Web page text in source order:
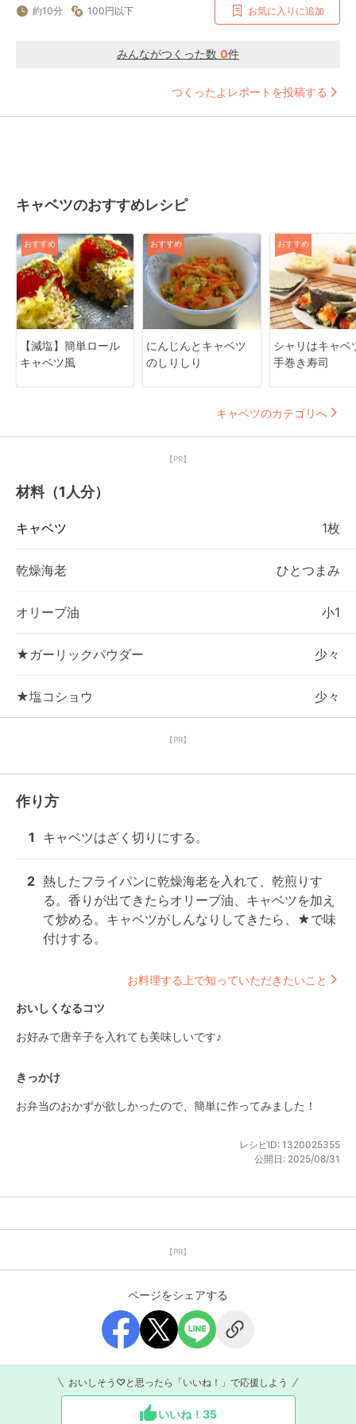
約10分 100円以下 お気に入りに追加
みんながつくった数 0件
つくったよレポートを投稿する
キャベツのおすすめレシピ
おすすめ
【減塩】簡単ロール
キャベツ風
おすすめ
にんじんとキャベツ
のしりしり
おすすめ
シャリはキャベ
手巻き寿司
キャベツのカテゴリへ
【PR】
材料（1人分）
キャベツ 1枚
乾燥海老 ひとつまみ
オリーブ油 小1
★ガーリックパウダー 少々
★塩コショウ 少々
【PR】
作り方
1 キャベツはざく切りにする。
2 熱したフライパンに乾燥海老を入れて、乾煎りす
る。香りが出てきたらオリーブ油、キャベツを加え
て炒める。キャベツがしんなりしてきたら、★で味
付けする。
お料理する上で知っていただきたいこと
おいしくなるコツ
お好みで唐辛子を入れても美味しいです♪
きっかけ
お弁当のおかずが欲しかったので、簡単に作ってみました！
レシピID: 1320025355
公開日: 2025/08/31
【PR】
ページをシェアする
おいしそう♡と思ったら「いいね！」で応援しよう
いいね！ 35